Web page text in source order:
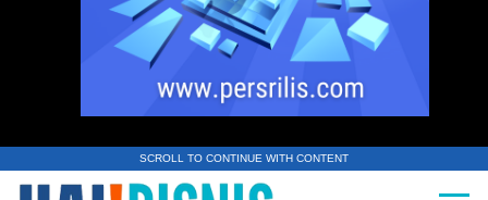
SCROLL TO CONTINUE WITH CONTENT